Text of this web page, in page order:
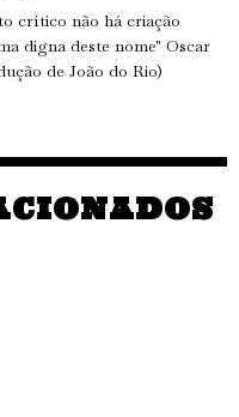
crítico não há criação
digna deste nome" Oscar
de João do Rio)